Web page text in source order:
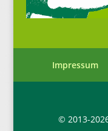
Impressum
© 2013-